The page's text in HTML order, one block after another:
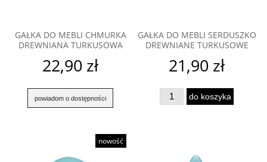
GAŁKA DO MEBLI CHMURKA
DREWNIANA TURKUSOWA
22,90 zł
powiadom o dostępności
GAŁKA DO MEBLI SERDUSZKO
DREWNIANE TURKUSOWE
21,90 zł
do koszyka
nowość